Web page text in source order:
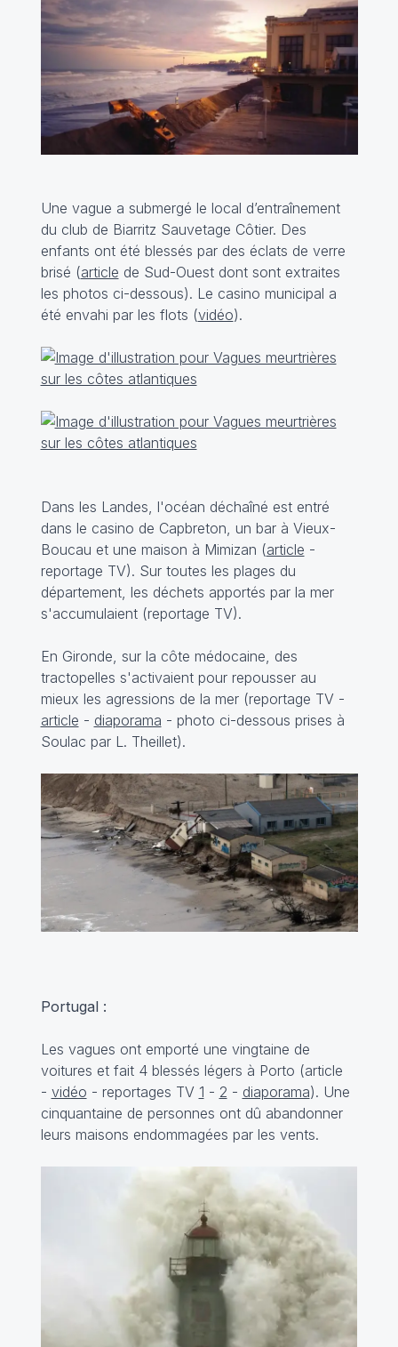
Une vague a submergé le local d’entraînement
du club de Biarritz Sauvetage Côtier. Des
enfants ont été blessés par des éclats de verre
brisé (article de Sud-Ouest dont sont extraites
les photos ci-dessous). Le casino municipal a
été envahi par les flots (vidéo).
Dans les Landes, l'océan déchaîné est entré
dans le casino de Capbreton, un bar à Vieux-
Boucau et une maison à Mimizan (article -
reportage TV). Sur toutes les plages du
département, les déchets apportés par la mer
s'accumulaient (reportage TV).
En Gironde, sur la côte médocaine, des
tractopelles s'activaient pour repousser au
mieux les agressions de la mer (reportage TV-
article - diaporama - photo ci-dessous prises à
Soulac par L. Theillet).
Portugal :
Les vagues ont emporté une vingtaine de
voitures et fait 4 blessés légers à Porto (article
- vidéo - reportages TV 1 - 2 - diaporama). Une
cinquantaine de personnes ont dû abandonner
leurs maisons endommagées par les vents.